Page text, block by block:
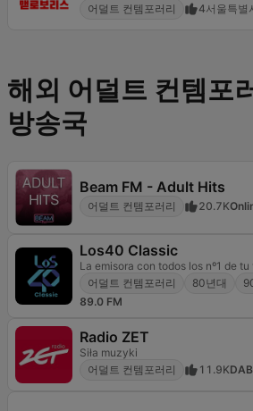
어덜트 컨템포러리
4서울특별
해외 어덜트 컨템포
방송국
Beam FM - Adult Hits
어덜트 컨템포러리 20.7K
Los40 Classic
La emisora con todos los nº1 de tu
어덜트 컨템포러리
80년대
89.0 FM
Radio ZET
Siła muzyki
어덜트 컨템포러리
11.9KDAB